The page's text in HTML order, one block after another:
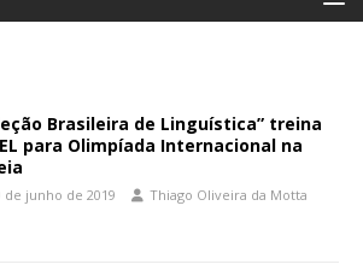
Brasileira de Linguística” treina
para Olimpíada Internacional na
de junho de 2019
Thiago Oliveira da Motta